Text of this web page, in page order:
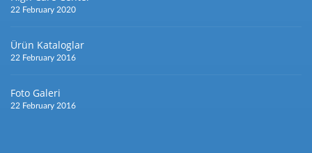
22 February 2020
Ürün Kataloglar
22 February 2016
Foto Galeri
22 February 2016